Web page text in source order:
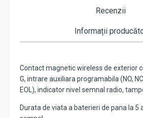
Recenzii
Informații
Contact magnetic wireless de exterior
G, intrare auxiliara programabila (NO,
EOL), indicator nivel semnal radio,
Durata de viata a baterieri de pana la 5